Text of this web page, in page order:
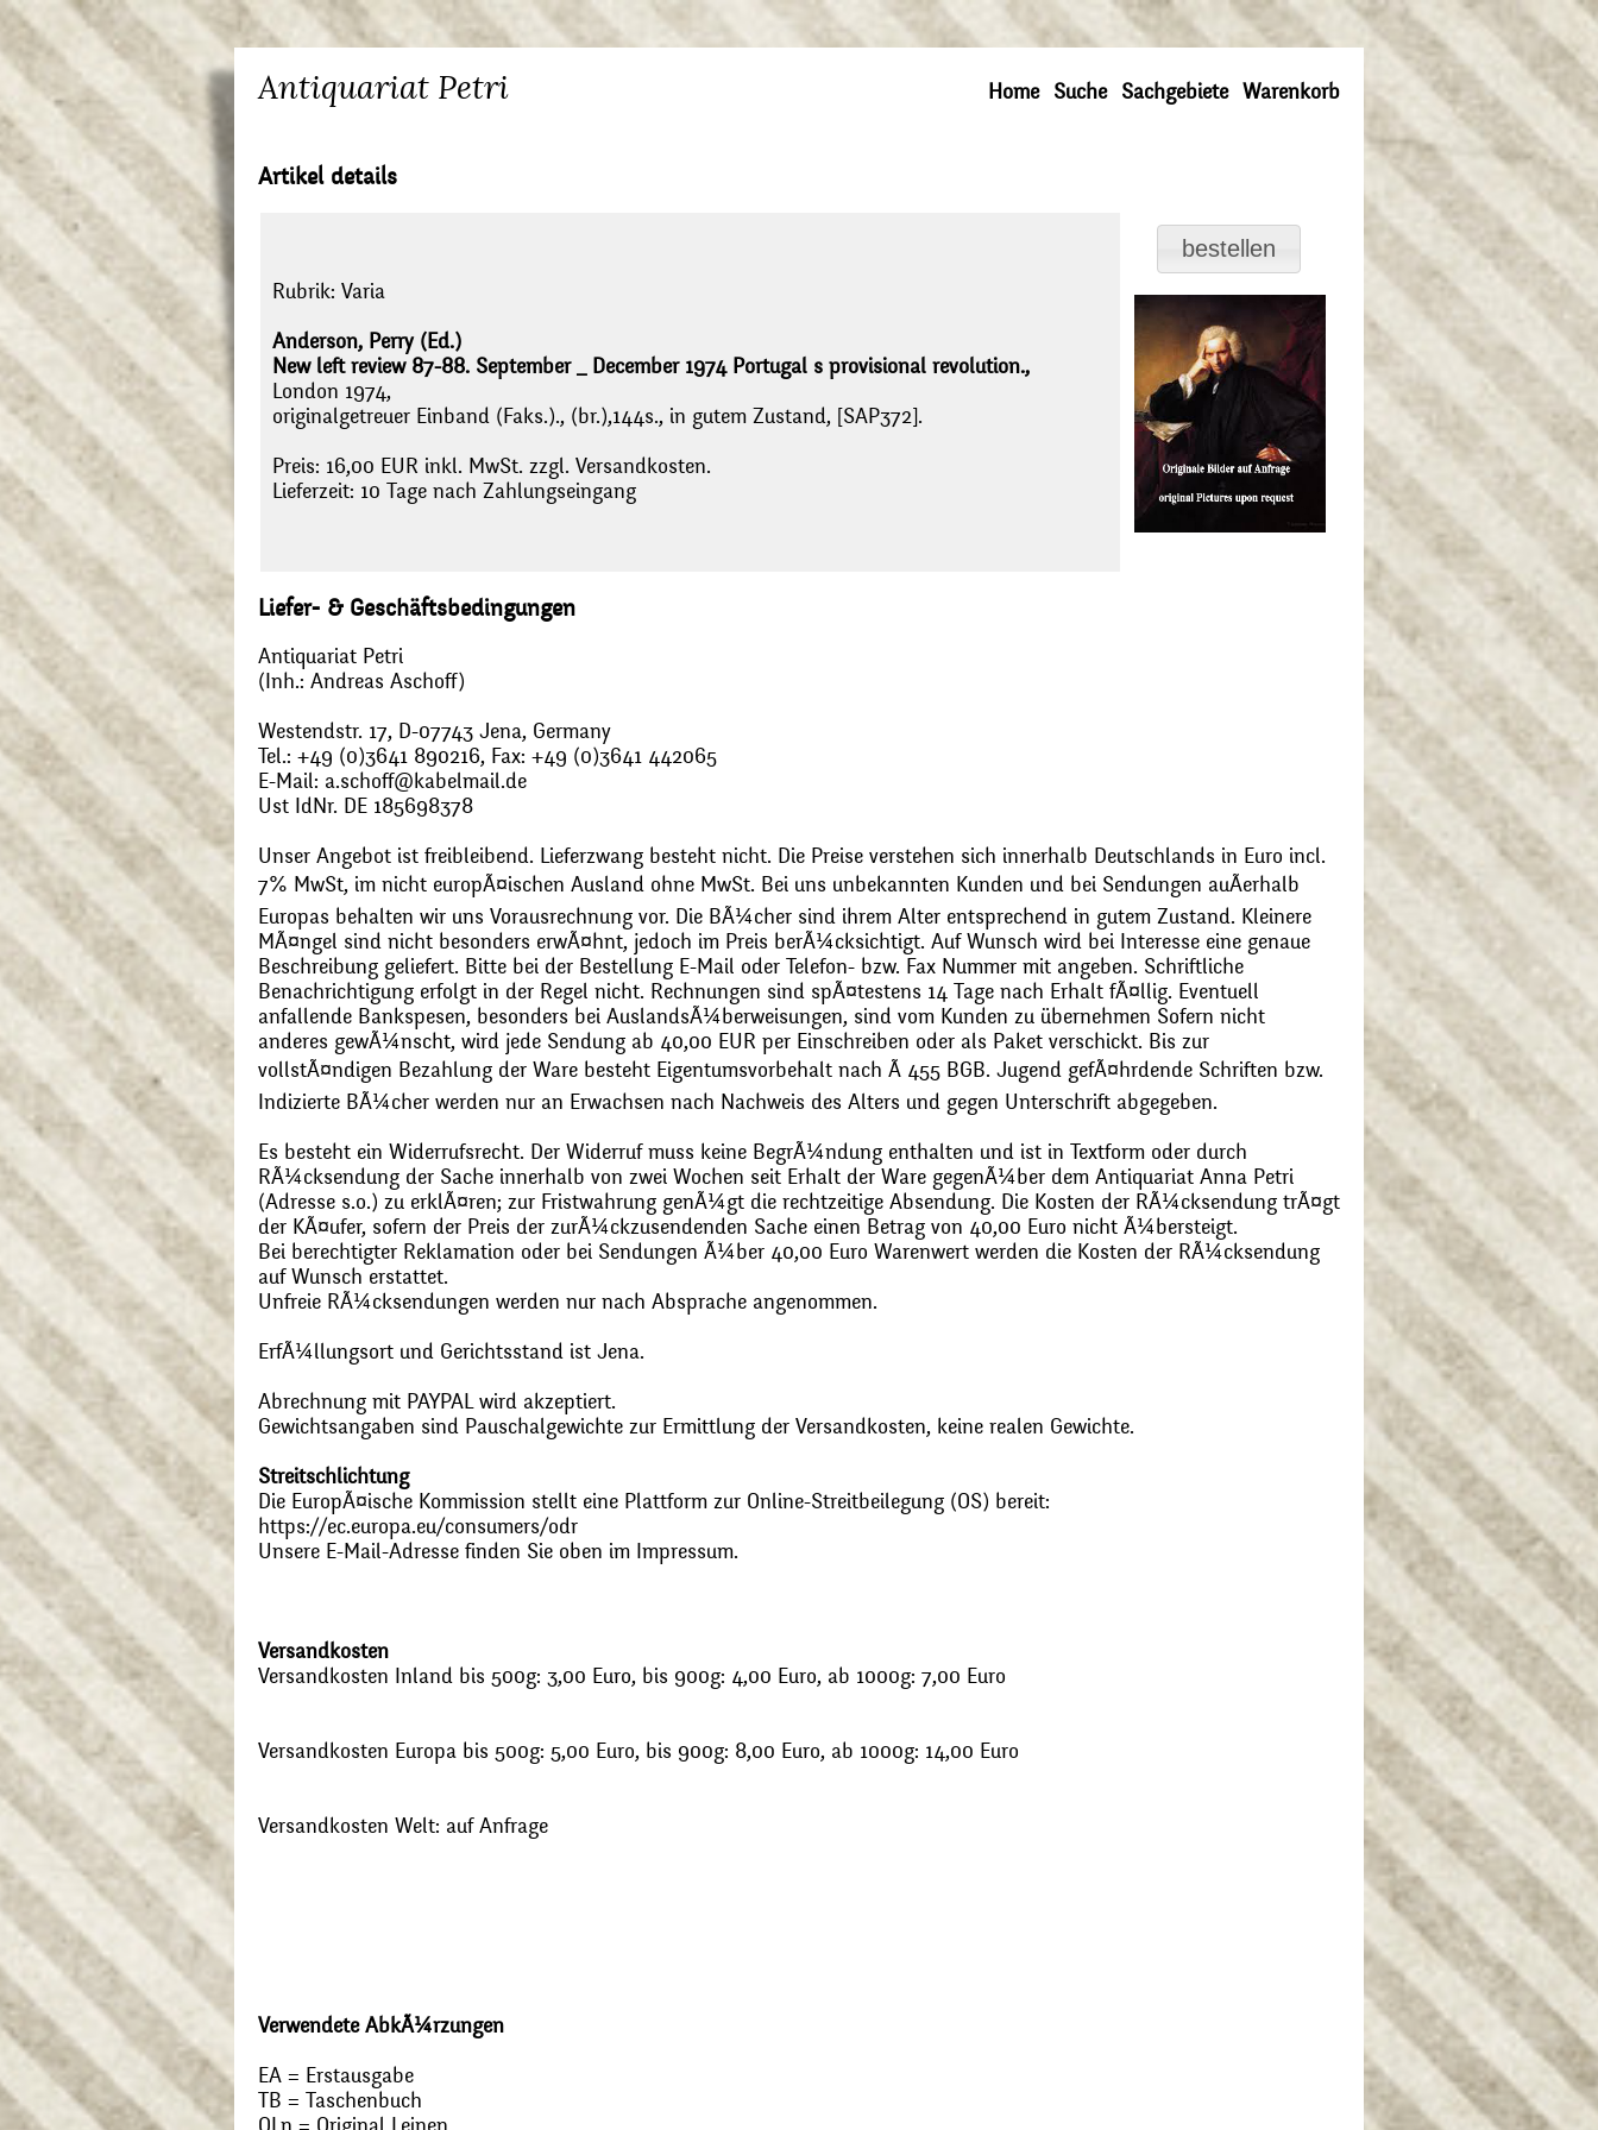
Antiquariat Petri Home Suche Sachgebiete Warenkorb
Artikel details
Rubrik: Varia
Anderson, Perry (Ed.)
New left review 87-88. September _ December 1974 Portugal s provisional revolution.,
London 1974,
originalgetreuer Einband (Faks.)., (br.),144s., in gutem Zustand, [SAP372].
Preis: 16,00 EUR inkl. MwSt. zzgl. Versandkosten.
Lieferzeit: 10 Tage nach Zahlungseingang
Liefer- & Geschäftsbedingungen
Antiquariat Petri
(Inh.: Andreas Aschoff)
Westendstr. 17, D-07743 Jena, Germany
Tel.: +49 (0)3641 890216, Fax: +49 (0)3641 442065
E-Mail: a.schoff@kabelmail.de
Ust IdNr. DE 185698378
Unser Angebot ist freibleibend. Lieferzwang besteht nicht. Die Preise verstehen sich innerhalb Deutschlands in Euro incl.
7% MwSt, im nicht europÃ¤ischen Ausland ohne MwSt. Bei uns unbekannten Kunden und bei Sendungen auÃerhalb
Europas behalten wir uns Vorausrechnung vor. Die BÃ¼cher sind ihrem Alter entsprechend in gutem Zustand. Kleinere
MÃ¤ngel sind nicht besonders erwÃ¤hnt, jedoch im Preis berÃ¼cksichtigt. Auf Wunsch wird bei Interesse eine genaue
Beschreibung geliefert. Bitte bei der Bestellung E-Mail oder Telefon- bzw. Fax Nummer mit angeben. Schriftliche
Benachrichtigung erfolgt in der Regel nicht. Rechnungen sind spÃ¤testens 14 Tage nach Erhalt fÃ¤llig. Eventuell
anfallende Bankspesen, besonders bei AuslandsÃ¼berweisungen, sind vom Kunden zu übernehmen Sofern nicht
anderes gewÃ¼nscht, wird jede Sendung ab 40,00 EUR per Einschreiben oder als Paket verschickt. Bis zur
vollstÃ¤ndigen Bezahlung der Ware besteht Eigentumsvorbehalt nach Ã 455 BGB. Jugend gefÃ¤hrdende Schriften bzw.
Indizierte BÃ¼cher werden nur an Erwachsen nach Nachweis des Alters und gegen Unterschrift abgegeben.
Es besteht ein Widerrufsrecht. Der Widerruf muss keine BegrÃ¼ndung enthalten und ist in Textform oder durch
RÃ¼cksendung der Sache innerhalb von zwei Wochen seit Erhalt der Ware gegenÃ¼ber dem Antiquariat Anna Petri
(Adresse s.o.) zu erklÃ¤ren; zur Fristwahrung genÃ¼gt die rechtzeitige Absendung. Die Kosten der RÃ¼cksendung trÃ¤gt
der KÃ¤ufer, sofern der Preis der zurÃ¼ckzusendenden Sache einen Betrag von 40,00 Euro nicht Ã¼bersteigt.
Bei berechtigter Reklamation oder bei Sendungen Ã¼ber 40,00 Euro Warenwert werden die Kosten der RÃ¼cksendung
auf Wunsch erstattet.
Unfreie RÃ¼cksendungen werden nur nach Absprache angenommen.
ErfÃ¼llungsort und Gerichtsstand ist Jena.
Abrechnung mit PAYPAL wird akzeptiert.
Gewichtsangaben sind Pauschalgewichte zur Ermittlung der Versandkosten, keine realen Gewichte.
Streitschlichtung
Die EuropÃ¤ische Kommission stellt eine Plattform zur Online-Streitbeilegung (OS) bereit:
https://ec.europa.eu/consumers/odr
Unsere E-Mail-Adresse finden Sie oben im Impressum.
Versandkosten
Versandkosten Inland bis 500g: 3,00 Euro, bis 900g: 4,00 Euro, ab 1000g: 7,00 Euro
Versandkosten Europa bis 500g: 5,00 Euro, bis 900g: 8,00 Euro, ab 1000g: 14,00 Euro
Versandkosten Welt: auf Anfrage
Verwendete AbkÃ¼rzungen
EA = Erstausgabe
TB = Taschenbuch